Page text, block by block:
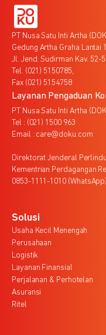
PT Nusa Satu Inti Artha
Gedung Artha Graha Lantai
Jl. Jend. Sudirman Kav. 52-
Tel. (021) 5150785,
Fax (021) 5154758
Layanan Pengaduan
PT Nusa Satu Inti Artha
Tel : (021) 1500 963
Email : care@doku.com
Direktorat Jenderal
Kementrian Perdagangan
0853-1111-1010 (WhatsApp)
Solusi
Usaha Kecil Menengah
Perusahaan
Logistik
Layanan Finansial
Perjalanan & Perhotelan
Asuransi
Ritel